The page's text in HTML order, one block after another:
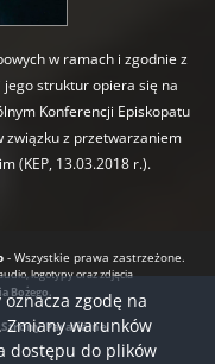
w ramach i zgodnie z
jego struktur opiera się na
Konferencji Episkopatu
związku z przetwarzaniem
(KEP, 13.03.2018 r.).
- Wszystkie prawa zastrzeżone.
logotypy oraz zdjęcia
Bożego.
Parafialne
zgodę na
Zmiany warunków
dostępu do plików